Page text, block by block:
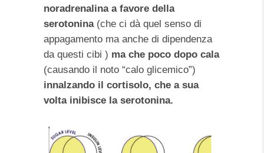
noradrenalina a favore della
serotonina(che ci dà quel senso di
appagamento ma anche di dipendenza
da questi cibi ) ma che poco dopo cala
(causando il noto “calo glicemico”)
innalzando il cortisolo, che a sua
volta inibisce la serotonina.